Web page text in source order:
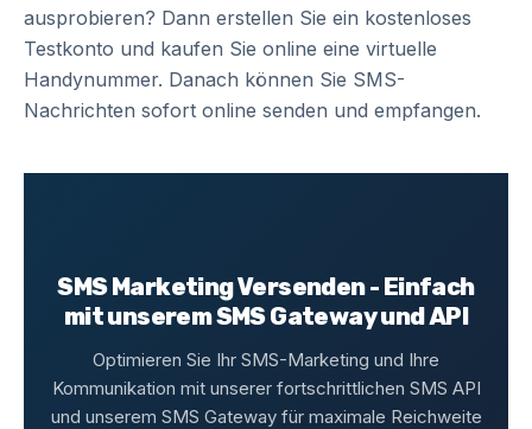
ausprobieren? Dann erstellen Sie ein kostenloses
Testkonto und kaufen Sie online eine virtuelle
Handynummer. Danach können Sie SMS-
Nachrichten sofort online senden und empfangen.
SMS Marketing Versenden - Einfach
mit unserem SMS Gateway und API
Optimieren Sie Ihr SMS-Marketing und Ihre
Kommunikation mit unserer fortschrittlichen SMS API
und unserem SMS Gateway für maximale Reichweite